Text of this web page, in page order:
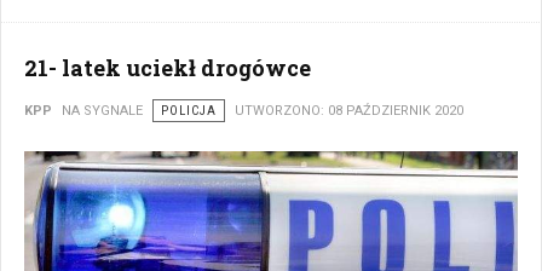
21- latek uciekł drogówce
KPP NA SYGNALE POLICJA UTWORZONO: 08 PAŹDZIERNIK 2020